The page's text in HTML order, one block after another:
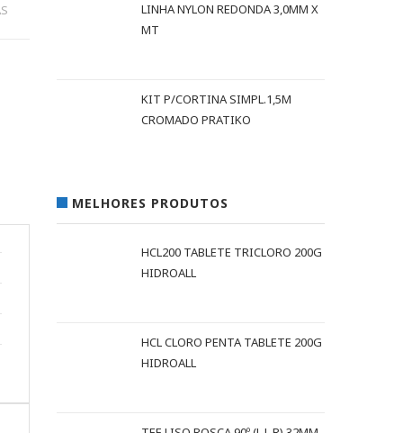
LINHA NYLON REDONDA 3,0MM X
MT
KIT P/CORTINA SIMPL.1,5M
CROMADO PRATIKO
MELHORES PRODUTOS
HCL200 TABLETE TRICLORO 200G
HIDROALL
HCL CLORO PENTA TABLETE 200G
HIDROALL